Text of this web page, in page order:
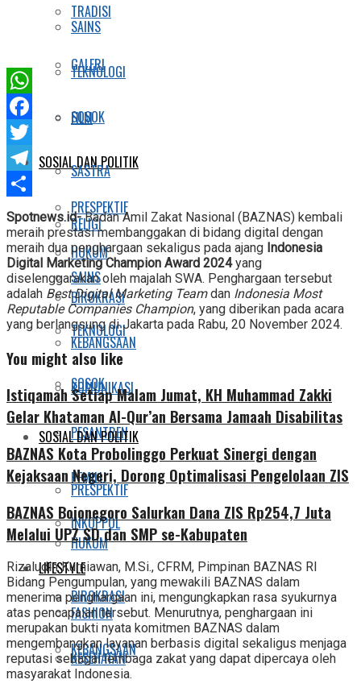
SAINS
TEKNOLOGI
SOSOK
SOSIAL DAN POLITIK
PRESPEKTIF
HUKUM
BIROKRASI
KEBANGSAAN
KOMUNIKASI
PESANTREN
PEMILU
INKOPPOL
LIFESTYLE
FASHION
KESEHATAN
TRADISI
GALERI
FILM
SASTRA
RELIGI
SAINS
TEKNOLOGI
SOSOK
SOSIAL DAN POLITIK
PRESPEKTIF
HUKUM
BIROKRASI
KEBANGSAAN
WhatsApp
Facebook
Twitter
Telegram
Share
Spotnews.id-Badan Amil Zakat Nasional (BAZNAS) kembali
meraih prestasi membanggakan di bidang digital dengan
meraih dua penghargaan sekaligus pada ajang Indonesia
Digital Marketing Champion Award 2024yang
diselenggarakan oleh majalah SWA. Penghargaan tersebut
adalah Best Digital Marketing Teamdan Indonesia Most
Reputable Companies Champion, yang diberikan pada acara
yang berlangsung di Jakarta pada Rabu, 20 November 2024.
You might also like
Istiqamah Setiap Malam Jumat, KH Muhammad Zakki
Gelar Khataman Al-Qur’an Bersama Jamaah Disabilitas
BAZNAS Kota Probolinggo Perkuat Sinergi dengan
Kejaksaan Negeri, Dorong Optimalisasi Pengelolaan ZIS
BAZNAS Bojonegoro Salurkan Dana ZIS Rp254,7 Juta
Melalui UPZ SD dan SMP se-Kabupaten
Rizaludin Kurniawan, M.Si., CFRM, Pimpinan BAZNAS RI
Bidang Pengumpulan, yang mewakili BAZNAS dalam
menerima penghargaan ini, mengungkapkan rasa syukurnya
atas pencapaian tersebut. Menurutnya, penghargaan ini
merupakan bukti nyata komitmen BAZNAS dalam
mengembangkan layanan berbasis digital sekaligus menjaga
reputasi sebagai lembaga zakat yang dapat dipercaya oleh
masyarakat Indonesia.